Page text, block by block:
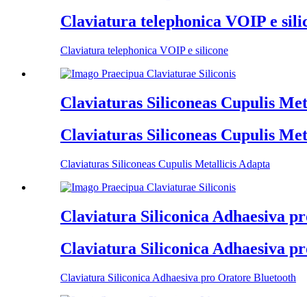
Claviatura telephonica VOIP e
Claviatura telephonica VOIP e silicone
Claviaturas Siliconeas Cupulis
Claviaturas Siliconeas Cupulis
Claviaturas Siliconeas Cupulis Metallicis Adapta
Claviatura Siliconica Adhaesiva
Claviatura Siliconica Adhaesiva
Claviatura Siliconica Adhaesiva pro Oratore Bluetooth